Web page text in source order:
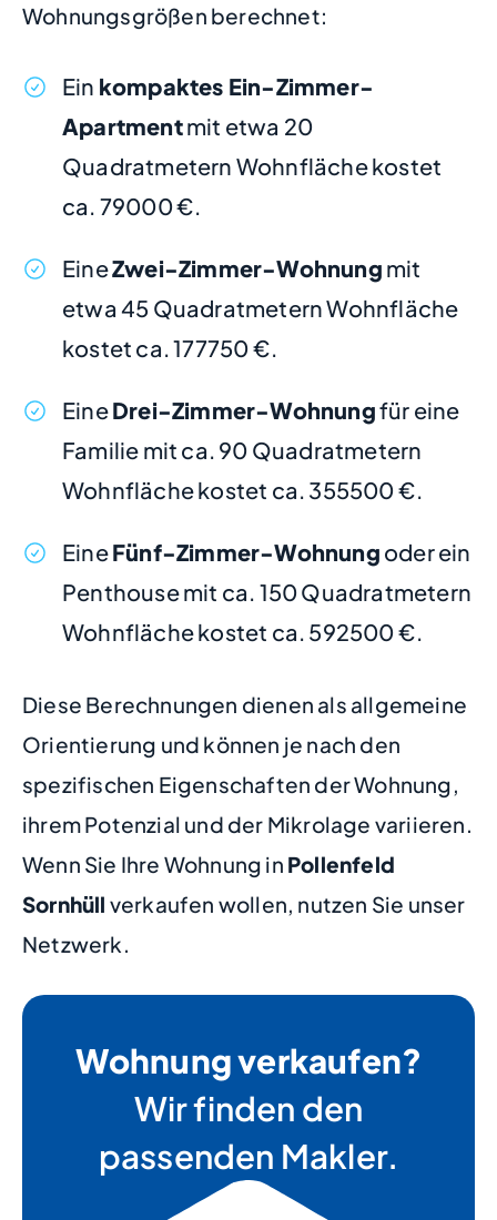
Wohnungsgrößen berechnet:
Ein kompaktes Ein-Zimmer-
Apartmentmit etwa 20
Quadratmetern Wohnfläche kostet
ca. 79000 €.
EineZwei-Zimmer-Wohnung mit
etwa 45 Quadratmetern Wohnfläche
kostet ca. 177750 €.
EineDrei-Zimmer-Wohnungfür eine
Familie mit ca. 90 Quadratmetern
Wohnfläche kostet ca. 355500 €.
EineFünf-Zimmer-Wohnung oder ein
Penthouse mit ca. 150 Quadratmetern
Wohnfläche kostet ca. 592500 €.
Diese Berechnungen dienen als allgemeine
Orientierung und können je nach den
spezifischen Eigenschaften der Wohnung,
ihrem Potenzial und der Mikrolage variieren.
Wenn Sie Ihre Wohnung in Pollenfeld
Sornhüll verkaufen wollen, nutzen Sie unser
Netzwerk.
Wohnung verkaufen?
Wir finden den
passenden Makler.